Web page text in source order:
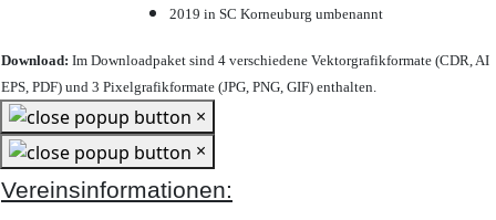
2019 in SC Korneuburg umbenannt
Download: Im Downloadpaket sind 4 verschiedene Vektorgrafikformate (CDR, AI
EPS, PDF) und 3 Pixelgrafikformate (JPG, PNG, GIF) enthalten.
×
×
Vereinsinformationen: